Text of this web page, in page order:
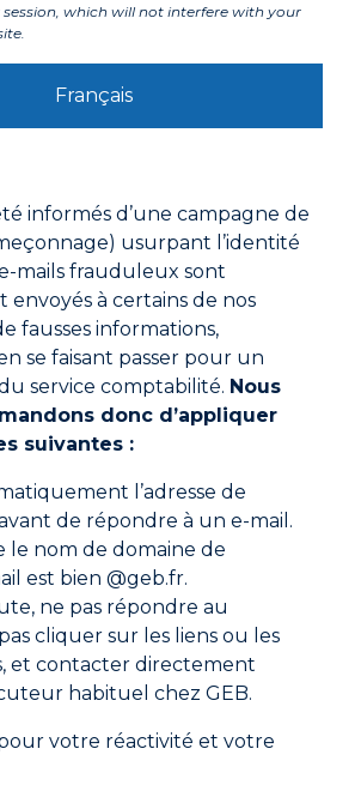
Avertissements
le JOINT BAS DE PORTE DE
souhaité, découper la partie
ou à la scie à dents fines et la partie
ou aux ciseaux.
en verre de 5 mm d’épaisseur, coller
mastic translucide à l’intérieur de la
à télécharger
données de sécurité
which will not interfere with your
Français
informés d’une campagne de
usurpant l’identité
mails frauduleux sont
à certains de nos
fausses informations,
se faisant passer pour un
service comptabilité. Nous
donc d’appliquer
suivantes :
l’adresse de
de répondre à un e-mail.
le nom de domaine de
est bien @geb.fr.
ne pas répondre au
cliquer sur les liens ou les
et contacter directement
habituel chez GEB.
votre réactivité et votre